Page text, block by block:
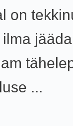
on
...